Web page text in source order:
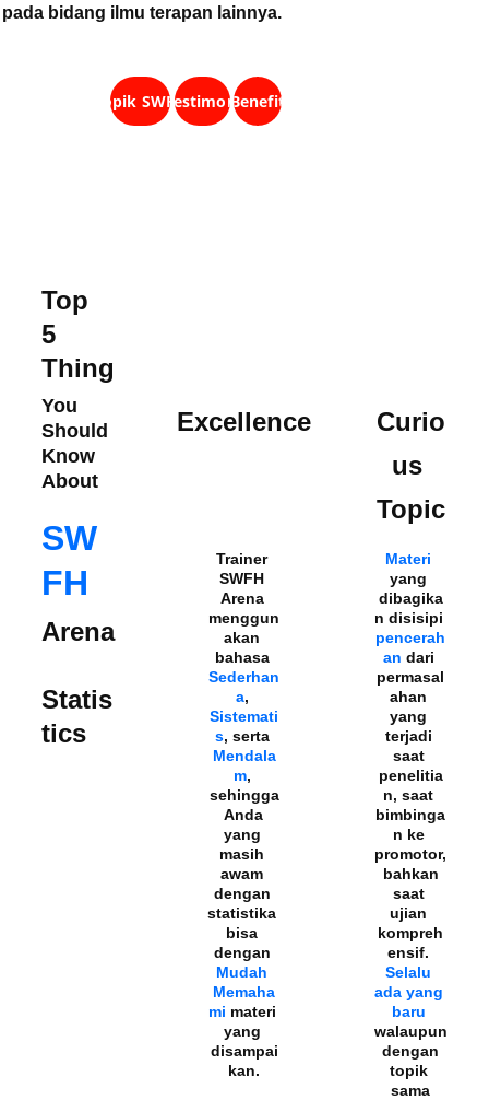
pada bidang ilmu terapan lainnya.
Testimoni
Topik SWFH Benefit
Top
5
Thing
You
Should
Know
About
Trainer
SWFH
Arena
menggun
akan
bahasa
Sederhan
a,
Sistemati
s, serta
Mendala
m,
sehingga
Anda
yang
masih
awam
dengan
statistika
bisa
dengan
Mudah
Memaha
mi materi
yang
disampai
kan.
Materi
yang
dibagika
n disisipi
pencerah
an dari
permasal
ahan
yang
terjadi
saat
penelitia
n, saat
bimbinga
n ke
promotor,
bahkan
saat
ujian
kompreh
ensif.
Selalu
ada yang
baru
walaupun
dengan
topik
sama
Excellence
Curio
us
Topic
SW
FH
Arena
Statis
tics